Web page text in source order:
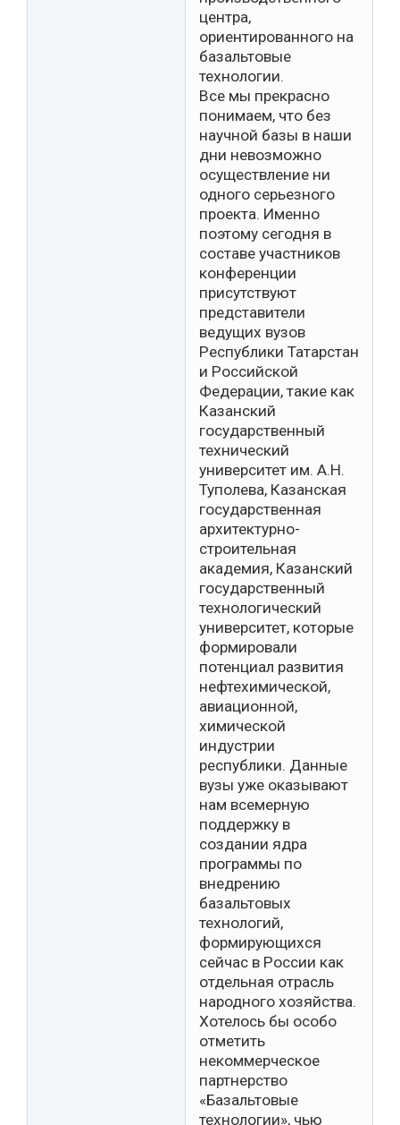
центра,
ориентированного на
базальтовые
технологии.
Все мы прекрасно
понимаем, что без
научной базы в наши
дни невозможно
осуществление ни
одного серьезного
проекта. Именно
поэтому сегодня в
составе участников
конференции
присутствуют
представители
ведущих вузов
Республики Татарстан
и Российской
Федерации, такие как
Казанский
государственный
технический
университет им. А.Н.
Туполева, Казанская
государственная
архитектурно-
строительная
академия, Казанский
государственный
технологический
университет, которые
формировали
потенциал развития
нефтехимической,
авиационной,
химической
индустрии
республики. Данные
вузы уже оказывают
нам всемерную
поддержку в
создании ядра
программы по
внедрению
базальтовых
технологий,
формирующихся
сейчас в России как
отдельная отрасль
народного хозяйства.
Хотелось бы особо
отметить
некоммерческое
партнерство
«Базальтовые
технологии», чью